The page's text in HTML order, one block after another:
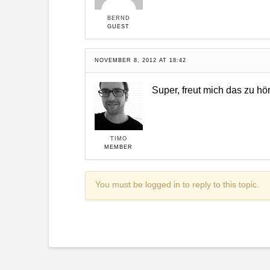
BERND
GUEST
NOVEMBER 8, 2012 AT 18:42
TIMO
MEMBER
Super, freut mich das zu
You must be logged in to reply to this topic.